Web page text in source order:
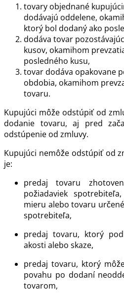
tovary objednané
dodávajú oddelene,
ktorý bol dodaný ako
dodáva tovar
kusov, okamihom
posledného kusu,
tovar dodáva opakovane
obdobia, okamihom
tovaru.
Kupujúci môže odstúpiť od
dodanie tovaru, aj pred
odstúpenie od zmluvy.
Kupujúci nemôže odstúpiť od
je:
predaj tovaru
požiadaviek
mieru alebo tovaru
spotrebiteľa,
predaj tovaru, ktorý
akosti alebo skaze,
predaj tovaru, ktorý
povahu po dodaní
tovarom,